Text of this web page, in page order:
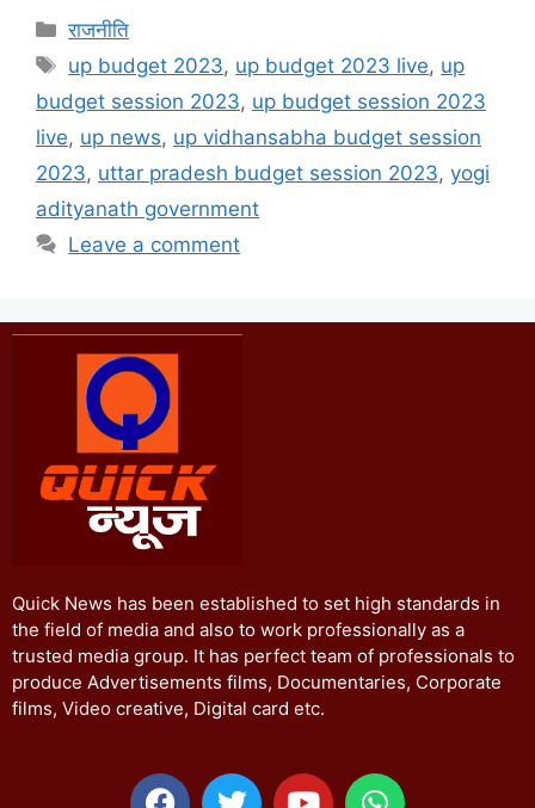
राजनीति
up budget 2023, up budget 2023 live, up
budget session 2023, up budget session 2023
live, up news, up vidhansabha budget session
2023, uttar pradesh budget session 2023, yogi
adityanath government
Leave a comment
Quick News has been established to set high standards in
the field of media and also to work professionally as a
trusted media group. It has perfect team of professionals to
produce Advertisements films, Documentaries, Corporate
films, Video creative, Digital card etc.